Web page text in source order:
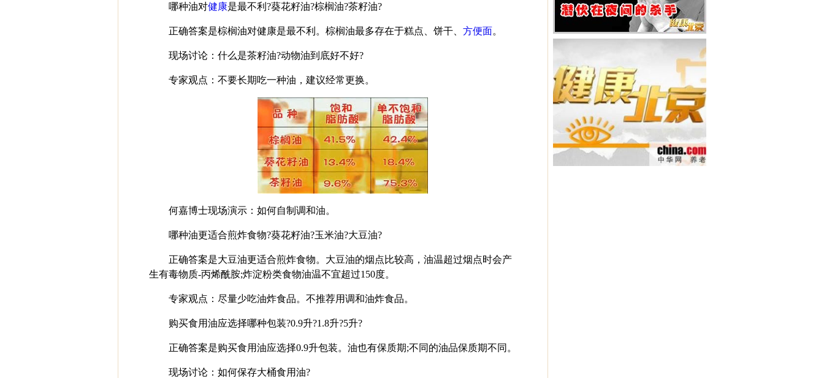
哪种油对健康是最不利?葵花籽油?棕榈油?茶籽油?
正确答案是棕榈油对健康是最不利。棕榈油最多存在于糕点、饼干、 方便面。
现场讨论：什么是茶籽油?动物油到底好不好?
专家观点：不要长期吃一种油，建议经常更换。
何嘉博士现场演示：如何自制调和油。
哪种油更适合煎炸食物?葵花籽油?玉米油?大豆油?
正确答案是大豆油更适合煎炸食物。大豆油的烟点比较高，油温超过烟点时会产
生有毒物质-丙烯酰胺;炸淀粉类食物油温不宜超过150度。
专家观点：尽量少吃油炸食品。不推荐用调和油炸食品。
购买食用油应选择哪种包装?0.9升?1.8升?5升?
正确答案是购买食用油应选择0.9升包装。油也有保质期;不同的油品保质期不同。
现场讨论：如何保存大桶食用油?